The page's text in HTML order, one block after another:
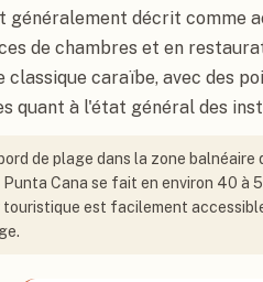
généralement décrit comme
de chambres et en
caraïbe, avec des
quant à l'état général des
de plage dans la zone balnéaire
Cana se fait en environ 40 à
est facilement